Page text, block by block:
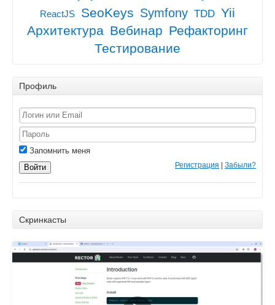
ReactJS
SeoKeys Symfony TDD Yii
Архитектура Вебинар Рефакторинг
Тестирование
Профиль
Запомнить меня
Регистрация Забыли?
Войти
Скринкасты